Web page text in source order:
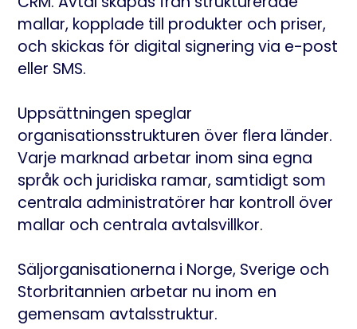
mallar, kopplade till produkter och priser,
och skickas för digital signering via e-post
eller SMS.
Uppsättningen speglar
organisationsstrukturen över flera länder.
Varje marknad arbetar inom sina egna
språk och juridiska ramar, samtidigt som
centrala administratörer har kontroll över
mallar och centrala avtalsvillkor.
Säljorganisationerna i Norge, Sverige och
Storbritannien arbetar nu inom en
gemensam avtalsstruktur.